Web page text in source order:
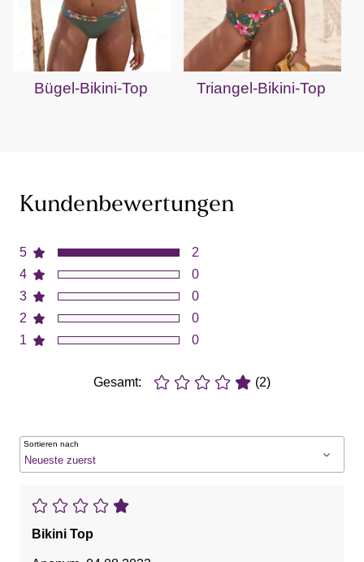
Bügel-Bikini-Top Triangel-Bikini-Top
Kundenbewertungen
5
4
3
2
1
2
0
0
0
0
Gesamt: (2)
Sortieren nach
Bikini Top